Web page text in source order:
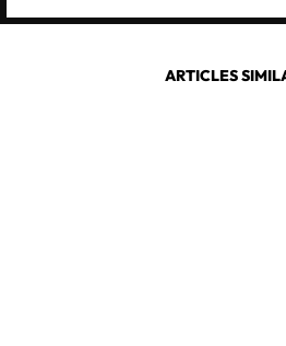
ARTICLES